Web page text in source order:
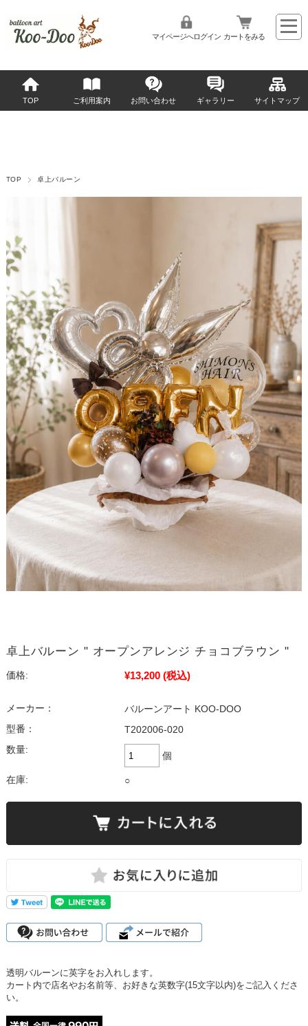
マイページへログイン カートをみる
TOP ご利用案内 お問い合わせ ギャラリー サイトマップ
TOP 卓上バルーン
卓上バルーン " オープンアレンジ チョコブラウン "
価格: ¥13,200 (税込)
メーカー：
バルーンアート KOO-DOO
型番：
T202006-020
数量:
個
在庫: ○
透明バルーンに英字をお入れします。
カート内で店名やお名前等、お好きな英数字(15文字以内)をご記入くださ
い。